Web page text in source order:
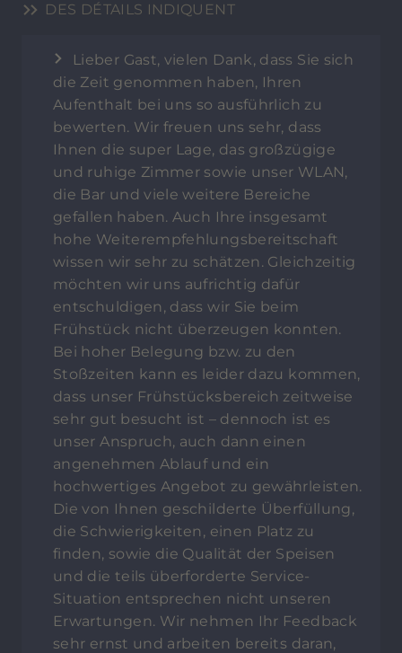
DES DÉTAILS INDIQUENT
Lieber Gast, vielen Dank, dass Sie sich
die Zeit genommen haben, Ihren
Aufenthalt bei uns so ausführlich zu
bewerten. Wir freuen uns sehr, dass
Ihnen die super Lage, das großzügige
und ruhige Zimmer sowie unser WLAN,
die Bar und viele weitere Bereiche
gefallen haben. Auch Ihre insgesamt
hohe Weiterempfehlungsbereitschaft
wissen wir sehr zu schätzen. Gleichzeitig
möchten wir uns aufrichtig dafür
entschuldigen, dass wir Sie beim
Frühstück nicht überzeugen konnten.
Bei hoher Belegung bzw. zu den
Stoßzeiten kann es leider dazu kommen,
dass unser Frühstücksbereich zeitweise
sehr gut besucht ist – dennoch ist es
unser Anspruch, auch dann einen
angenehmen Ablauf und ein
hochwertiges Angebot zu gewährleisten.
Die von Ihnen geschilderte Überfüllung,
die Schwierigkeiten, einen Platz zu
finden, sowie die Qualität der Speisen
und die teils überforderte Service-
Situation entsprechen nicht unseren
Erwartungen. Wir nehmen Ihr Feedback
sehr ernst und arbeiten bereits daran,